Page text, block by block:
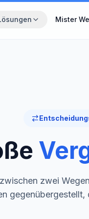
PKV und
MisterInvest
Mister
zwei